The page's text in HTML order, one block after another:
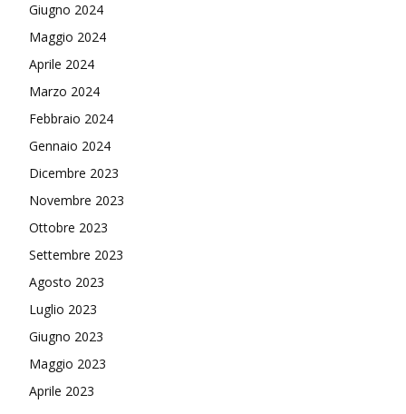
Giugno 2024
Maggio 2024
Aprile 2024
Marzo 2024
Febbraio 2024
Gennaio 2024
Dicembre 2023
Novembre 2023
Ottobre 2023
Settembre 2023
Agosto 2023
Luglio 2023
Giugno 2023
Maggio 2023
Aprile 2023